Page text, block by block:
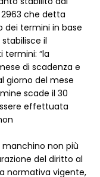
2963 che detta
dei termini in base
il
“la
di scadenza e
giorno del mese
scade il 30
effettuata
non più
del diritto al
normativa vigente,